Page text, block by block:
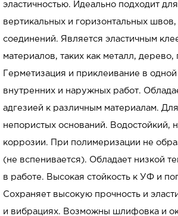
эластичностью. Идеально подходит
вертикальных и горизонтальных
соединений. Является эластичным
материалов, таких как металл, дерево,
Герметизация и приклеивание в
внутренних и наружных работ.
адгезией к различным материалам.
непористых оснований. Водостойкий,
коррозии. При полимеризации не
(не вспенивается). Обладает низкой
в работе. Высокая стойкость к УФ и
Сохраняет высокую прочность и
и вибрациях. Возможны шлифовка и